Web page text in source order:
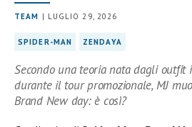
TEAM | LUGLIO 29, 2026
SPIDER-MAN ZENDAYA
Secondo una teoria nata dagli outfit
durante il tour promozionale, MJ
Brand New day: è così?